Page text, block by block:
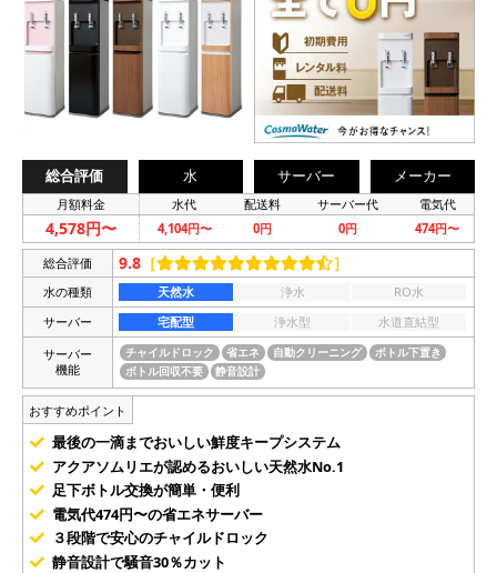
総合評価 水 サーバー メーカー
月額料金 水代 配送料 サーバー代 電気代
4,578円〜 4,104円〜 0円 0円 474円〜
総合評価 9.8 ［ ］
水の種類 天然水 浄水
RO水
サーバー
宅配型 浄水型
水道直結型
サーバー
機能
チャイルドロック 省エネ 自動クリーニング
ボトル下置き
ボトル回収不要
静音設計
おすすめポイント
最後の一滴までおいしい鮮度キープシステム
アクアソムリエが認めるおいしい天然水No.1
足下ボトル交換が簡単・便利
電気代474円〜の省エネサーバー
３段階で安心のチャイルドロック
静音設計で騒音30％カット